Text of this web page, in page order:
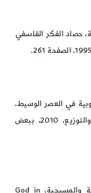
حصاد الفكر الفلسفي
في العصر الوسيط،
القاهرة، دار العالم العربي للنشر والتوزيع، 2010، ببعض
عوض سمعان، الله بين الفلسفة والمسيحية، God in